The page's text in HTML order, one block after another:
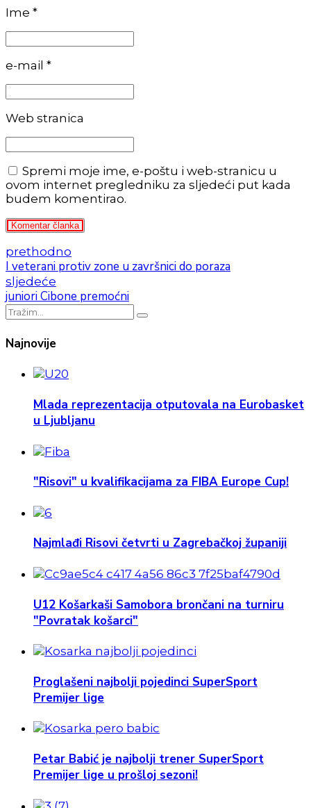
Ime *
e-mail *
Web stranica
Spremi moje ime, e-poštu i web-stranicu u
ovom internet pregledniku za sljedeći put kada
budem komentirao.
Komentar članka
prethodno
I veterani protiv zone u završnici do poraza
sljedeće
juniori Cibone premoćni
Najnovije
Mlada reprezentacija otputovala na Eurobasket
u Ljubljanu
"Risovi" u kvalifikacijama za FIBA Europe Cup!
Najmlađi Risovi četvrti u Zagrebačkoj županiji
U12 Košarkaši Samobora brončani na turniru
"Povratak košarci"
Proglašeni najbolji pojedinci SuperSport
Premijer lige
Petar Babić je najbolji trener SuperSport
Premijer lige u prošloj sezoni!